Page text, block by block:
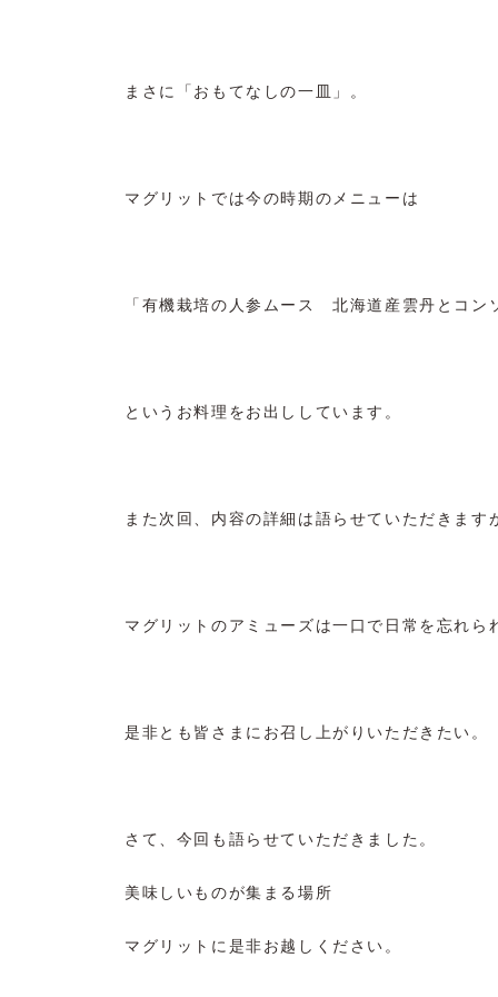
まさに「おもてなしの一皿」。
マグリットでは今の時期のメニューは
「有機栽培の人参ムース 北海道産雲丹とコン
というお料理をお出ししています。
また次回、内容の詳細は語らせていただきます
マグリットのアミューズは一口で日常を忘れら
是非とも皆さまにお召し上がりいただきたい。
さて、今回も語らせていただきました。
美味しいものが集まる場所
マグリットに是非お越しください。